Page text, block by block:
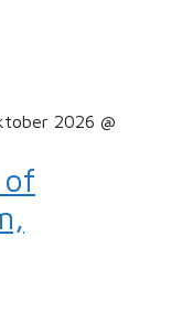
2026 @